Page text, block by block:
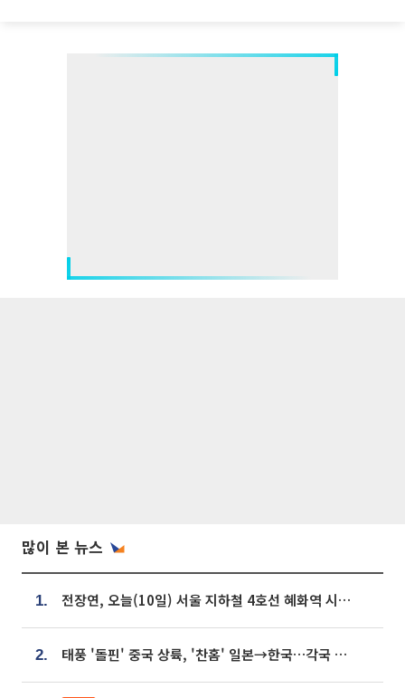
많이 본 뉴스
1. 전장연, 오늘(10일) 서울 지하철 4호선 혜화역 시위…1호선 용산역 무정차
2. 태풍 '돌핀' 중국 상륙, '찬홈' 일본→한국…각국 기상청 예상 경로는?